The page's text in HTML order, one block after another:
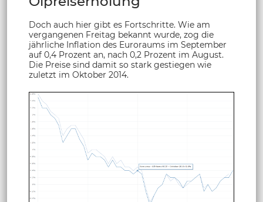
Doch auch hier gibt es Fortschritte. Wie am
vergangenen Freitag bekannt wurde, zog die
jährliche Inflation des Euroraums im September
auf 0,4 Prozent an, nach 0,2 Prozent im August.
Die Preise sind damit so stark gestiegen wie
zuletzt im Oktober 2014.